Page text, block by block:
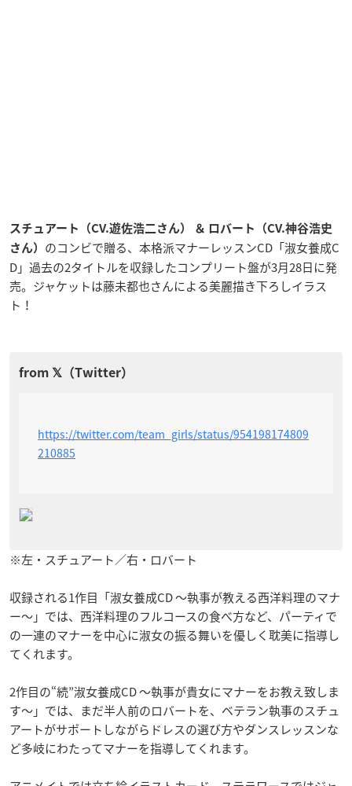
スチュアート（CV.遊佐浩二さん） ＆ ロバート（CV.神谷浩史
さん） のコンビで贈る、本格派マナーレッスンCD「淑女養成C
D」過去の2タイトルを収録したコンプリート盤が3月28日に発
売。ジャケットは藤未都也さんによる美麗描き下ろしイラス
ト！
https://twitter.com/team_girls/status/954198174809
210885
※左・スチュアート／右・ロバート
収録される1作目「淑女養成CD ～執事が教える西洋料理のマナ
ー～」では、西洋料理のフルコースの食べ方など、パーティで
の一連のマナーを中心に淑女の振る舞いを優しく耽美に指導し
てくれます。
2作目の“続”淑女養成CD ～執事が貴女にマナーをお教え致しま
す～」では、まだ半人前のロバートを、ベテラン執事のスチュ
アートがサポートしながらドレスの選び方やダンスレッスンな
ど多岐にわたってマナーを指導してくれます。